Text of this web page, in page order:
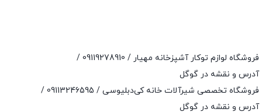
فروشگاه لوازم توکار آشپزخانه مهیار / 09119278910
/
آدرس و نقشه در گوگل
فروشگاه تخصصی شیرآلات خانه کی‌دبلیوسی / 09113246595
/
آدرس و نقشه در گوگل